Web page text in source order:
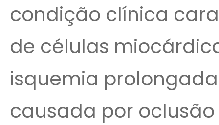
condição clínica
de células
isquemia
causada por